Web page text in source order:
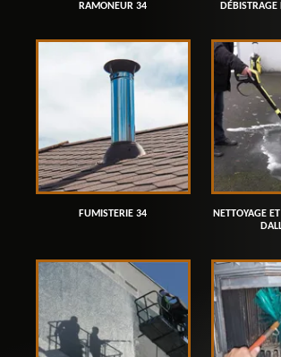
RAMONEUR 34
FUMISTERIE 34
NETTOYAGE